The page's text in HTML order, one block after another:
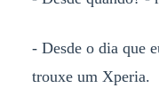
- Desde o dia que
trouxe um Xperia.